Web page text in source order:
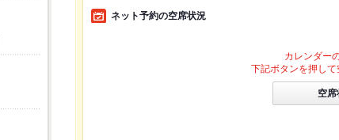
ネット予約の空席状況
カレンダー
下記ボタンを押して
空席